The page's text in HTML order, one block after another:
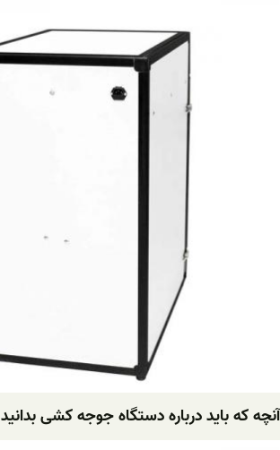
آنچه که باید درباره دستگاه جوجه کشی بدانید